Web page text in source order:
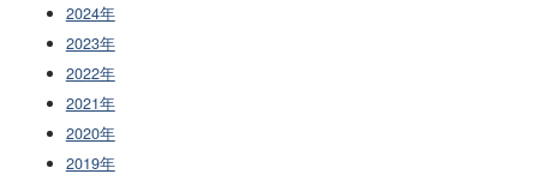
2024年
2023年
2022年
2021年
2020年
2019年